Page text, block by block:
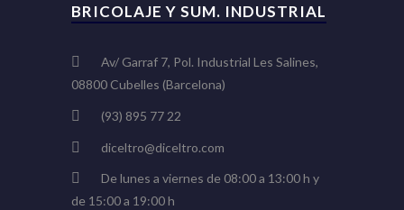
BRICOLAJE Y SUM. INDUSTRIAL
Av/ Garraf 7, Pol. Industrial Les Salines,
08800 Cubelles (Barcelona)
(93) 895 77 22
diceltro@diceltro.com
De lunes a viernes de 08:00 a 13:00 h y
de 15:00 a 19:00 h